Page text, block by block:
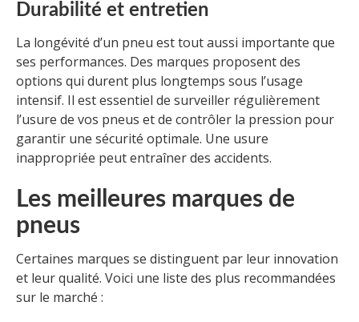
Durabilité et entretien
La longévité d’un pneu est tout aussi importante que
ses performances. Des marques proposent des
options qui durent plus longtemps sous l’usage
intensif. Il est essentiel de surveiller régulièrement
l’usure de vos pneus et de contrôler la pression pour
garantir une sécurité optimale. Une usure
inappropriée peut entraîner des accidents.
Les meilleures marques de
pneus
Certaines marques se distinguent par leur innovation
et leur qualité. Voici une liste des plus recommandées
sur le marché :